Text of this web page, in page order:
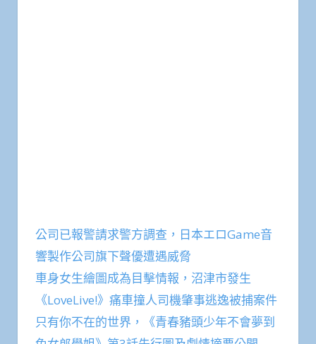
公司已報警請求警方調查，日本エロGame音
響製作公司旗下聲優遭遇威脅
車身女生繪圖成為目擊情報，沼津市發生
《LoveLive!》痛車撞人司機肇事逃逸被捕案件
只有你不在的世界，《青春豬頭少年不會夢到